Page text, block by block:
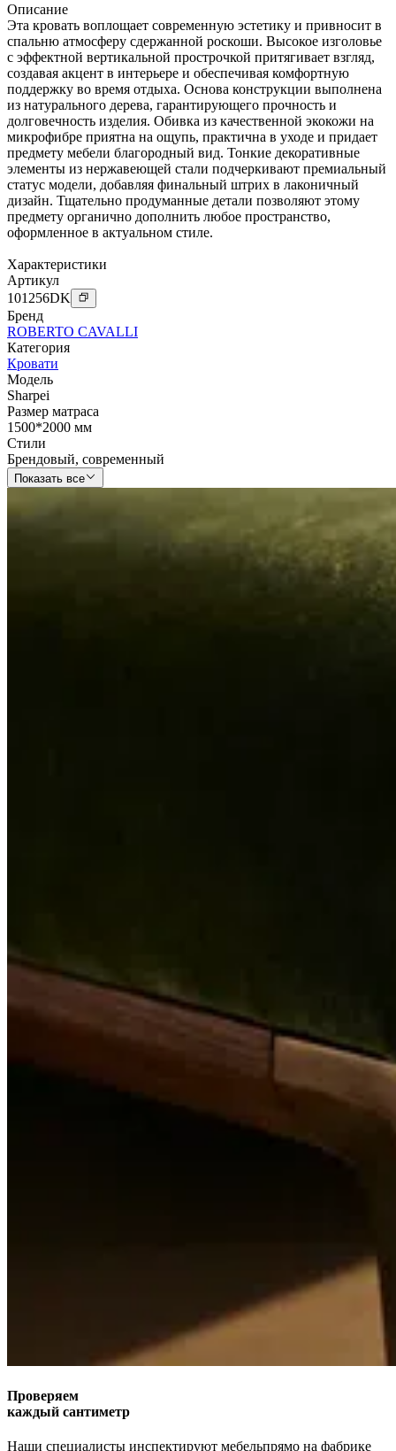
Описание
Эта кровать воплощает современную эстетику и привносит в
спальню атмосферу сдержанной роскоши. Высокое изголовье
с эффектной вертикальной прострочкой притягивает взгляд,
создавая акцент в интерьере и обеспечивая комфортную
поддержку во время отдыха. Основа конструкции выполнена
из натурального дерева, гарантирующего прочность и
долговечность изделия. Обивка из качественной экокожи на
микрофибре приятна на ощупь, практична в уходе и придает
предмету мебели благородный вид. Тонкие декоративные
элементы из нержавеющей стали подчеркивают премиальный
статус модели, добавляя финальный штрих в лаконичный
дизайн. Тщательно продуманные детали позволяют этому
предмету органично дополнить любое пространство,
оформленное в актуальном стиле.
Характеристики
Артикул
101256DK
Бренд
ROBERTO CAVALLI
Категория
Кровати
Модель
Sharpei
Размер матраса
1500*2000 мм
Стили
Брендовый, современный
Показать все
Проверяем
каждый сантиметр
Наши специалисты инспектируют мебельпрямо на фабрике